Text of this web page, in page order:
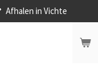
Afhalen in Vichte